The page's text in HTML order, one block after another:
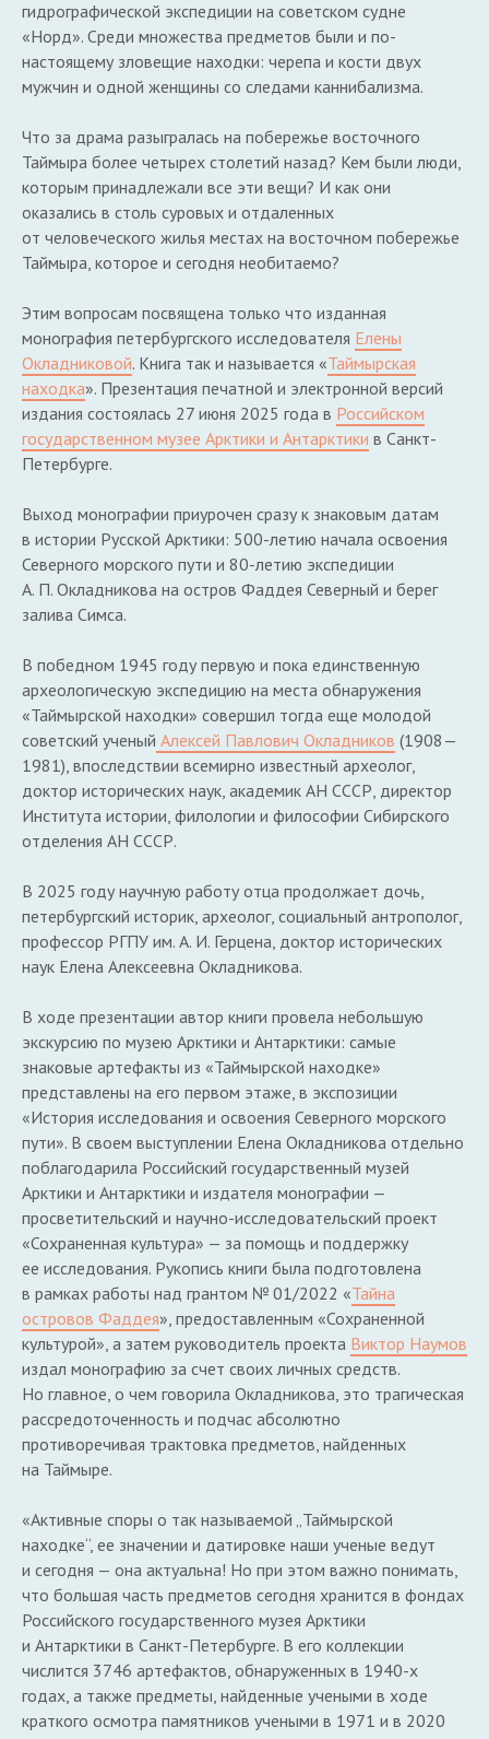
гидрографической экспедиции на советском судне
«Норд». Среди множества предметов были и по-
настоящему зловещие находки: черепа и кости двух
мужчин и одной женщины со следами каннибализма.
Что за драма разыгралась на побережье восточного
Таймыра более четырех столетий назад? Кем были люди,
которым принадлежали все эти вещи? И как они
оказались в столь суровых и отдаленных
от человеческого жилья местах на восточном побережье
Таймыра, которое и сегодня необитаемо?
Этим вопросам посвящена только что изданная
монография петербургского исследователя Елены
Окладниковой. Книга так и называется «Таймырская
находка». Презентация печатной и электронной версий
издания состоялась 27 июня 2025 года в Российском
государственном музее Арктики и Антарктики в Санкт-
Петербурге.
Выход монографии приурочен сразу к знаковым датам
в истории Русской Арктики: 500-летию начала освоения
Северного морского пути и 80-летию экспедиции
А. П. Окладникова на остров Фаддея Северный и берег
залива Симса.
В победном 1945 году первую и пока единственную
археологическую экспедицию на места обнаружения
«Таймырской находки» совершил тогда еще молодой
советский ученый Алексей Павлович Окладников (1908—
1981), впоследствии всемирно известный археолог,
доктор исторических наук, академик АН СССР, директор
Института истории, филологии и философии Сибирского
отделения АН СССР.
В 2025 году научную работу отца продолжает дочь,
петербургский историк, археолог, социальный антрополог,
профессор РГПУ им. А. И. Герцена, доктор исторических
наук Елена Алексеевна Окладникова.
В ходе презентации автор книги провела небольшую
экскурсию по музею Арктики и Антарктики: самые
знаковые артефакты из «Таймырской находке»
представлены на его первом этаже, в экспозиции
«История исследования и освоения Северного морского
пути». В своем выступлении Елена Окладникова отдельно
поблагодарила Российский государственный музей
Арктики и Антарктики и издателя монографии —
просветительский и научно-исследовательский проект
«Сохраненная культура» — за помощь и поддержку
ее исследования. Рукопись книги была подготовлена
в рамках работы над грантом № 01/2022 «Тайна
островов Фаддея», предоставленным «Сохраненной
культурой», а затем руководитель проекта Виктор Наумов
издал монографию за счет своих личных средств.
Но главное, о чем говорила Окладникова, это трагическая
рассредоточенность и подчас абсолютно
противоречивая трактовка предметов, найденных
на Таймыре.
«Активные споры о так называемой „Таймырской
находке“, ее значении и датировке наши ученые ведут
и сегодня — она актуальна! Но при этом важно понимать,
что большая часть предметов сегодня хранится в фондах
Российского государственного музея Арктики
и Антарктики в Санкт-Петербурге. В его коллекции
числится 3746 артефактов, обнаруженных в 1940-х
годах, а также предметы, найденные учеными в ходе
краткого осмотра памятников учеными в 1971 и в 2020